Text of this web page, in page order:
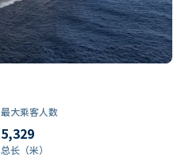
最大乘客人数
5,329
总长（米）